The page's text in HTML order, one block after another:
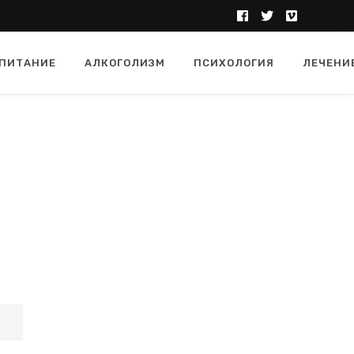
АЛКОГОЛИЗМ ПСИХОЛОГИЯ